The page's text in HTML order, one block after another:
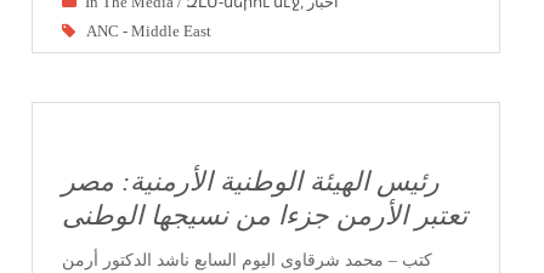
ANC - Middle East
رئيس الهيئة الوطنية الأرمنية: مصر
تعتبر الأرمن جزءا من نسيجها الوطنى
كتب – محمد شرقاوى اليوم السابع ناشد الدكتور أرمن